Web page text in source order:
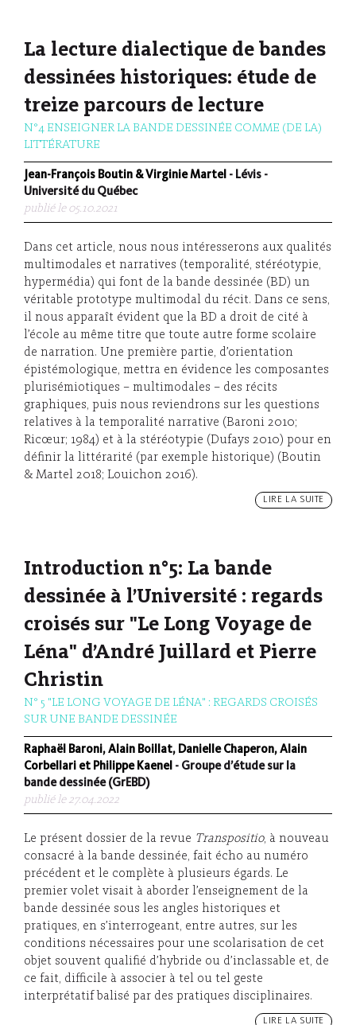
La lecture dialectique de bandes
dessinées historiques: étude de
treize parcours de lecture
N°4 ENSEIGNER LA BANDE DESSINÉE COMME (DE LA)
LITTÉRATURE
Jean-François Boutin & Virginie Martel - Lévis -
Université du Québec
publié le 05.10.2021
Dans cet article, nous nous intéresserons aux qualités
multimodales et narratives (temporalité, stéréotypie,
hypermédia) qui font de la bande dessinée (BD) un
véritable prototype multimodal du récit. Dans ce sens,
il nous apparaît évident que la BD a droit de cité à
l’école au même titre que toute autre forme scolaire
de narration. Une première partie, d’orientation
épistémologique, mettra en évidence les composantes
plurisémiotiques – multimodales – des récits
graphiques, puis nous reviendrons sur les questions
relatives à la temporalité narrative (Baroni 2010;
Ricœur; 1984) et à la stéréotypie (Dufays 2010) pour en
définir la littérarité (par exemple historique) (Boutin
& Martel 2018; Louichon 2016).
LIRE LA SUITE
Introduction n°5: La bande
dessinée à l’Université : regards
croisés sur "Le Long Voyage de
Léna" d’André Juillard et Pierre
Christin
N° 5 "LE LONG VOYAGE DE LÉNA" : REGARDS CROISÉS
SUR UNE BANDE DESSINÉE
Raphaël Baroni, Alain Boillat, Danielle Chaperon, Alain
Corbellari et Philippe Kaenel - Groupe d’étude sur la
bande dessinée (GrEBD)
publié le 27.04.2022
Le présent dossier de la revue Transpositio, à nouveau
consacré à la bande dessinée, fait écho au numéro
précédent et le complète à plusieurs égards. Le
premier volet visait à aborder l’enseignement de la
bande dessinée sous les angles historiques et
pratiques, en s’interrogeant, entre autres, sur les
conditions nécessaires pour une scolarisation de cet
objet souvent qualifié d’hybride ou d’inclassable et, de
ce fait, difficile à associer à tel ou tel geste
interprétatif balisé par des pratiques disciplinaires.
LIRE LA SUITE